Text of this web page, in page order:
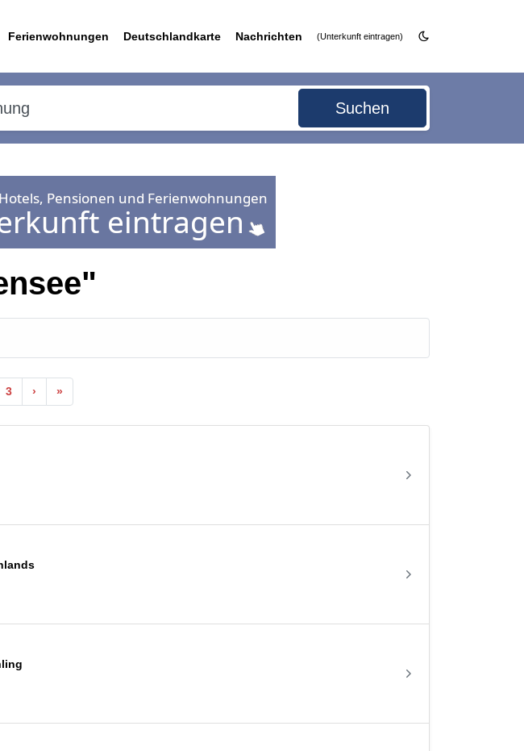
Ferienwohnungen Deutschlandkarte Nachrichten (Unterkunft eintragen)
Suchen
3 › »